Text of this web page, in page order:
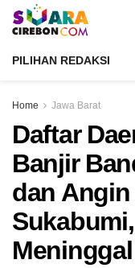
PILIHAN REDAKSI
Home Jawa Barat
Daftar
Banjir
dan